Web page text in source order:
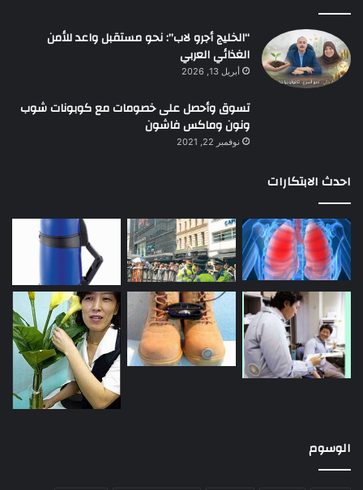
“الخليج أجرو لاب”: نحو مستقبل واعد للأمن
الغذائي العربي
أبريل 13, 2026
تسوق وأحصل على خصومات مع كوبونات شوب
ونون وماكس فاشون
نوفمبر 22, 2021
احدث الابتكارات
الوسوم